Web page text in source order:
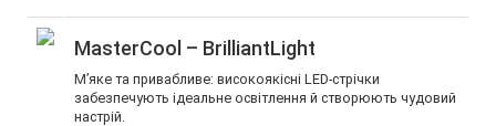
MasterCool – BrilliantLight
М’яке та привабливе: високоякісні LED-стрічки
забезпечують ідеальне освітлення й створюють чудовий
настрій.